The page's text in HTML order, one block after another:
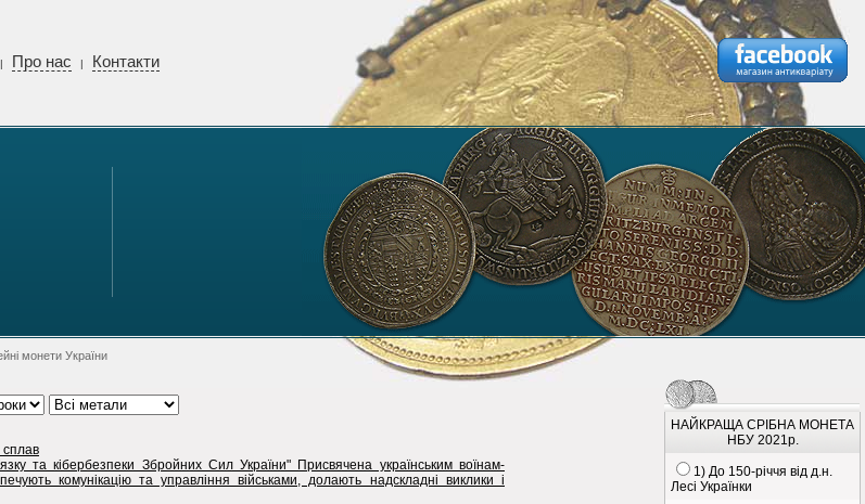
| Про нас | Контакти
монети України
сплав
та кібербезпеки Збройних Сил України" Присвячена українським воїнам-
комунікацію та управління військами, долають надскладні виклики і
НАЙКРАЩА СРІБНА МОНЕТА
НБУ 2021р.
1) До 150-річчя від д.н.
Лесі Українки